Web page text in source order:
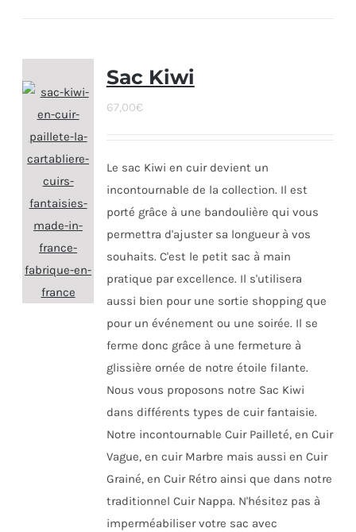
Sac Kiwi
67,00€
Le sac Kiwi en cuir devient un
incontournable de la collection. Il est
porté grâce à une bandoulière qui vous
permettra d'ajuster sa longueur à vos
souhaits. C'est le petit sac à main
pratique par excellence. Il s'utilisera
aussi bien pour une sortie shopping que
pour un événement ou une soirée. Il se
ferme donc grâce à une fermeture à
glissière ornée de notre étoile filante.
Nous vous proposons notre Sac Kiwi
dans différents types de cuir fantaisie.
Notre incontournable Cuir Pailleté, en Cuir
Vague, en cuir Marbre mais aussi en Cuir
Grainé, en Cuir Rétro ainsi que dans notre
traditionnel Cuir Nappa. N'hésitez pas à
imperméabiliser votre sac avec